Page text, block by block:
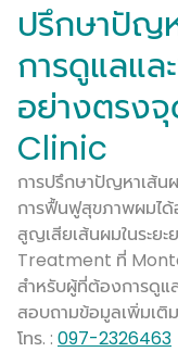
ปรึกษาปัญ
การดูแลแ
อย่างตรง
Clinic
การปรึกษาปัญหาเส้น
การฟื้นฟูสุขภาพผมได้
สูญเสียเส้นผมในระย
Treatment ที่
สำหรับผู้ที่ต้องการดูแ
สอบถามข้อมูลเพิ่มเติ
โทร. : 097-2326463